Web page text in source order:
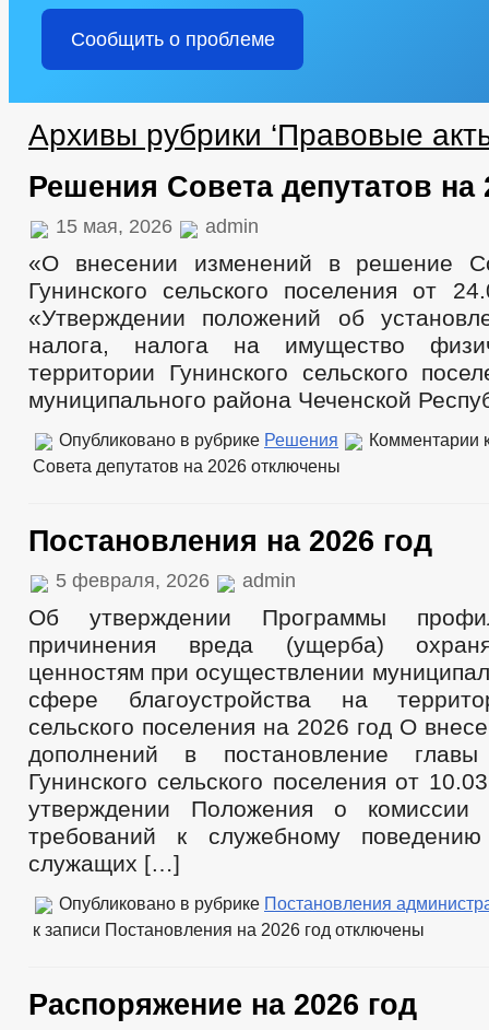
Сообщить о проблеме
Архивы рубрики ‘Правовые
Решения Совета депутатов на
15 мая, 2026 admin
«О внесении изменений в решение
Гунинского сельского поселения от
«Утверждении положений об
налога, налога на имущество
территории Гунинского сельского
муниципального района Чеченской
Опубликовано в рубрике Решения Комментарии
Совета депутатов на 2026 отключены
Постановления на 2026 год
5 февраля, 2026 admin
Об утверждении Программы
причинения вреда (ущерба)
ценностям при осуществлении
сфере благоустройства на
сельского поселения на 2026 год О
дополнений в постановление главы
Гунинского сельского поселения от
утверждении Положения о
требований к служебному поведению
служащих […]
Опубликовано в рубрике Постановления
к записи Постановления на 2026 год отключены
Распоряжение на 2026 год